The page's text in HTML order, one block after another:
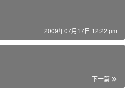
2009年07月17日 12:22 pm
下一篇